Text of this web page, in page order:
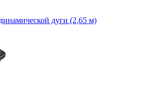
дуги (2,65 м)